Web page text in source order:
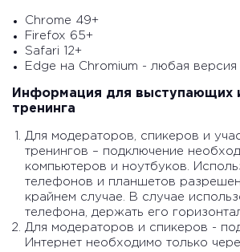
Chrome 49+
Firefox 65+
Safari 12+
Edge на Chromium - любая версия
Информация для выступающих
тренинга
Для модераторов, спикеров и
тренингов – подключение
компьютеров и ноутбуков.
телефонов и планшетов
крайнем случае. В случае
телефона, держать его
Для модераторов и спикеров -
Интернет необходимо только